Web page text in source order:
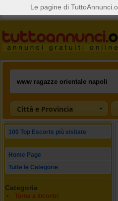
Città e Provincia
100 Top Escorts più visitate
Home Page
Tutte le Categorie
Categoria
Torna a Incontri
Le pagine di